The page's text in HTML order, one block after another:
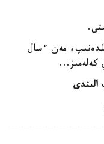
مەن ءسال
كەلەمىز...
الىندى